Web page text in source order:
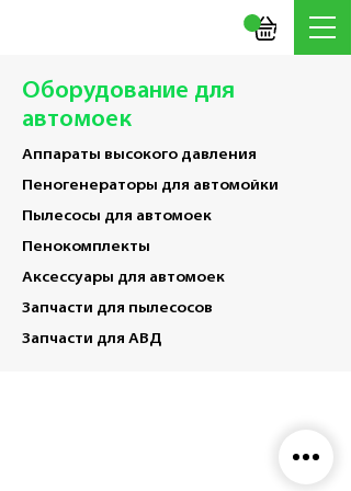
Оборудование для
автомоек
Аппараты высокого давления
Пеногенераторы для автомойки
Пылесосы для автомоек
Пенокомплекты
Аксессуары для автомоек
Запчасти для пылесосов
Запчасти для АВД